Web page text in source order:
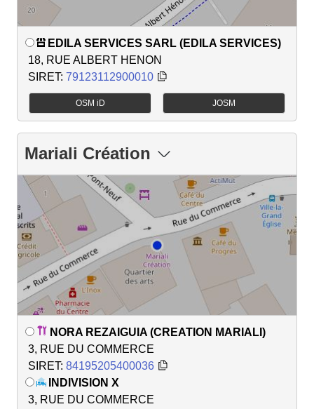
EDILA SERVICES SARL (EDILA SERVICES)
18, RUE ALBERT HENON
SIRET: 79123112900010
OSM iD JOSM
Mariali Création
NORA REZAIGUIA (CREATION MARIALI)
3, RUE DU COMMERCE
SIRET: 84195205400036
INDIVISION X
3, RUE DU COMMERCE